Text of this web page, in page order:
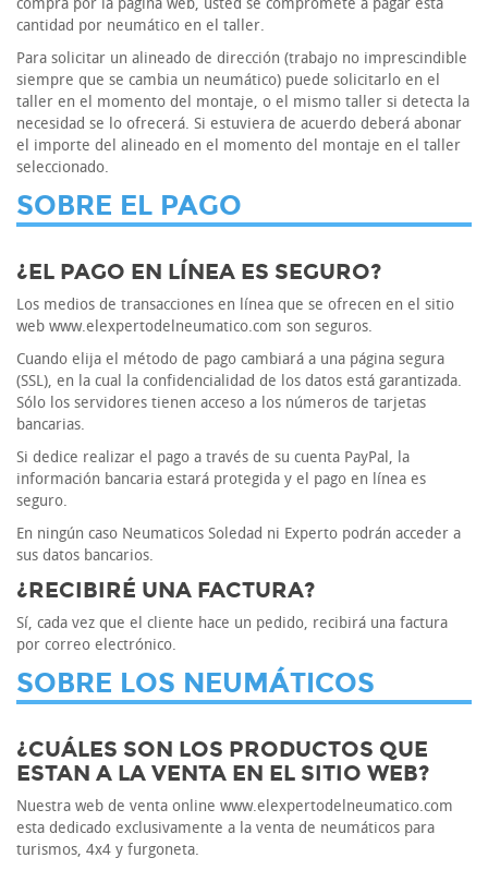
compra por la página web, usted se compromete a pagar esta
cantidad por neumático en el taller.
Para solicitar un alineado de dirección (trabajo no imprescindible
siempre que se cambia un neumático) puede solicitarlo en el
taller en el momento del montaje, o el mismo taller si detecta la
necesidad se lo ofrecerá. Si estuviera de acuerdo deberá abonar
el importe del alineado en el momento del montaje en el taller
seleccionado.
SOBRE EL PAGO
¿EL PAGO EN LÍNEA ES SEGURO?
Los medios de transacciones en línea que se ofrecen en el sitio
web www.elexpertodelneumatico.com son seguros.
Cuando elija el método de pago cambiará a una página segura
(SSL), en la cual la confidencialidad de los datos está garantizada.
Sólo los servidores tienen acceso a los números de tarjetas
bancarias.
Si dedice realizar el pago a través de su cuenta PayPal, la
información bancaria estará protegida y el pago en línea es
seguro.
En ningún caso Neumaticos Soledad ni Experto podrán acceder a
sus datos bancarios.
¿RECIBIRÉ UNA FACTURA?
Sí, cada vez que el cliente hace un pedido, recibirá una factura
por correo electrónico.
SOBRE LOS NEUMÁTICOS
¿CUÁLES SON LOS PRODUCTOS QUE
ESTAN A LA VENTA EN EL SITIO WEB?
Nuestra web de venta online www.elexpertodelneumatico.com
esta dedicado exclusivamente a la venta de neumáticos para
turismos, 4x4 y furgoneta.